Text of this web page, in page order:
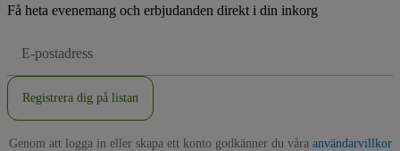
Få heta evenemang och erbjudanden direkt i din inkorg
postadress
Registrera dig på listan
Genom att logga in eller skapa ett konto godkänner du våra användarvillkor